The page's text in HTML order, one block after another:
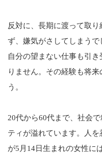
反対に、長期に渡って取
ず、嫌気がさしてしまうで
自分の望まない仕事も引
りません。その経験も将
う。
20代から60代まで、社会
ティが溢れています。人
が5月14日生まれの女性に